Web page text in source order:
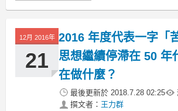
國軍撤台 50 年
12月 2016年
21
2016 年度代表一字「
思想繼續停滯在 50 年
在做什麼？
最後更新於 2018.7.28 02:25
撰文者： 王力群